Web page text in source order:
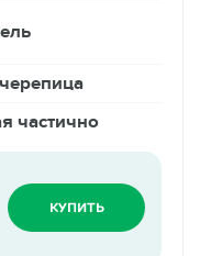
частично
КУПИТЬ